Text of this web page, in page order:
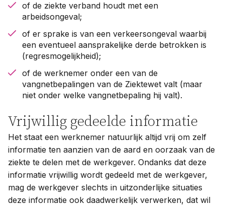
of de ziekte verband houdt met een
arbeidsongeval;
of er sprake is van een verkeersongeval waarbij
een eventueel aansprakelijke derde betrokken is
(regresmogelijkheid);
of de werknemer onder een van de
vangnetbepalingen van de Ziektewet valt (maar
niet onder welke vangnetbepaling hij valt).
Vrijwillig gedeelde informatie
Het staat een werknemer natuurlijk altijd vrij om zelf
informatie ten aanzien van de aard en oorzaak van de
ziekte te delen met de werkgever. Ondanks dat deze
informatie vrijwillig wordt gedeeld met de werkgever,
mag de werkgever slechts in uitzonderlijke situaties
deze informatie ook daadwerkelijk verwerken, dat wil